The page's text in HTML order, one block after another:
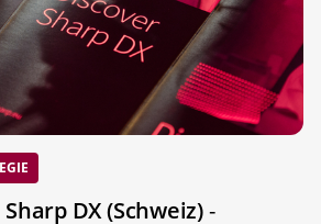
DX (Schweiz)-